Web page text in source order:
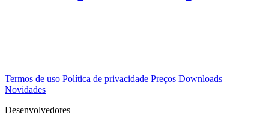
Termos de uso Política de privacidade Preços Downloads
Novidades
Desenvolvedores